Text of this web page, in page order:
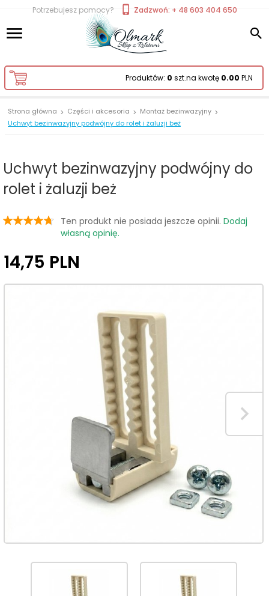
Potrzebujesz pomocy? Zadzwoń: + 48 603 404 650
Produktów: 0 szt.na kwotę 0.00 PLN
Strona główna Części i akcesoria
Montaż bezinwazyjny
Uchwyt bezinwazyjny podwójny do rolet i żaluzji beż
Uchwyt bezinwazyjny podwójny do
rolet i żaluzji beż
Ten produkt nie posiada jeszcze opinii. Dodaj
własną opinię.
14,75 PLN